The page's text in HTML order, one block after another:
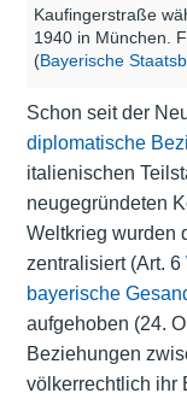
Kaufingerstraße
1940 in München.
(Bayerische
Schon seit der
diplomatische
italienischen
neugegründeten
Weltkrieg wurden
zentralisiert (Art. 6
bayerische
aufgehoben (24.
Beziehungen
völkerrechtlich ihr